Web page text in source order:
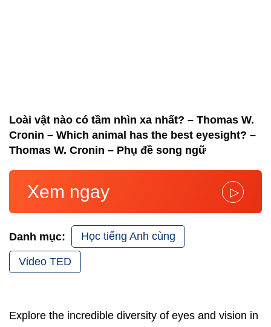
Loài vật nào có tầm nhìn xa nhất? – Thomas W.
Cronin – Which animal has the best eyesight? –
Thomas W. Cronin – Phụ đề song ngữ
Danh mục: Học tiếng Anh cùng
Video TED
Xem ngay ▷
Explore the incredible diversity of eyes and vision in